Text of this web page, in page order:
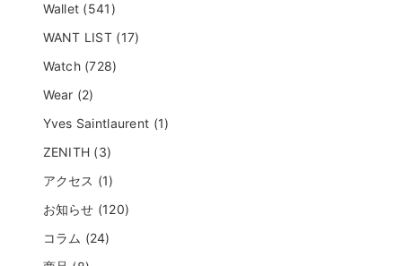
Wallet (541)
WANT LIST (17)
Watch (728)
Wear (2)
Yves Saintlaurent (1)
ZENITH (3)
アクセス (1)
お知らせ (120)
コラム (24)